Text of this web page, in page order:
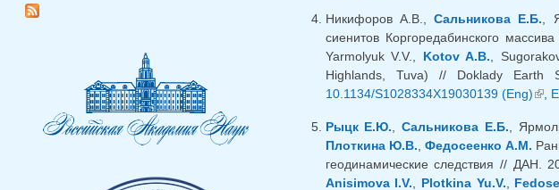
Никифоров А.В., Сальникова Е.Б. ,
сиенитов Коргоредабинского
Yarmolyuk V.V., Kotov A.B. ,
Highlands, Tuva) // Doklady
10.1134/S1028334X19030139 (Eng)
,
Рыцк Е.Ю. ,Сальникова Е.Б. ,
Плоткина Ю.В. Федосеенко А.М.
геодинамические следствия //
Anisimova I.V.
Plotkina Yu.V.